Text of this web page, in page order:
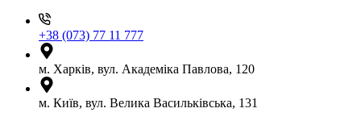
+38 (073) 77 11 777
м. Харків, вул. Академіка Павлова, 120
м. Київ, вул. Велика Васильківська, 131